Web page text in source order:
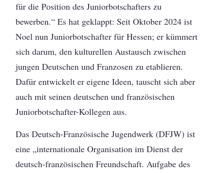
für die Position des Juniorbotschafters zu
bewerben.“ Es hat geklappt: Seit Oktober 2024 ist
Noel nun Juniorbotschafter für Hessen; er kümmert
sich darum, den kulturellen Austausch zwischen
jungen Deutschen und Franzosen zu etablieren.
Dafür entwickelt er eigene Ideen, tauscht sich aber
auch mit seinen deutschen und französischen
Juniorbotschafter-Kollegen aus.
Das Deutsch-Französische Jugendwerk (DFJW) ist
eine „internationale Organisation im Dienst der
deutsch-französischen Freundschaft. Aufgabe des